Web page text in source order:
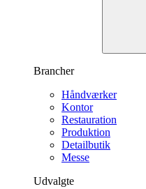
Brancher
Håndværker
Kontor
Restauration
Produktion
Detailbutik
Messe
Udvalgte